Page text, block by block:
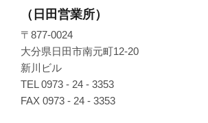
（日田営業所）
〒877-0024
大分県日田市南元町12-20
新川ビル
TEL 0973 - 24 - 3353
FAX 0973 - 24 - 3353